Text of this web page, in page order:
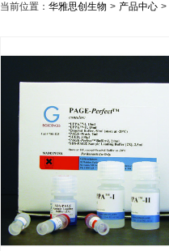
当前位置： 华雅思创生物 产品中心